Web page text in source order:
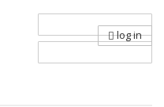
log in